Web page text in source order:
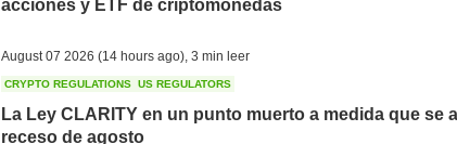
acciones y ETF de criptomonedas
August 07 2026 (14 hours ago) 3 min leer
CRYPTO REGULATIONS US REGULATORS
La Ley CLARITY en un punto muerto a medida que se
receso de agosto